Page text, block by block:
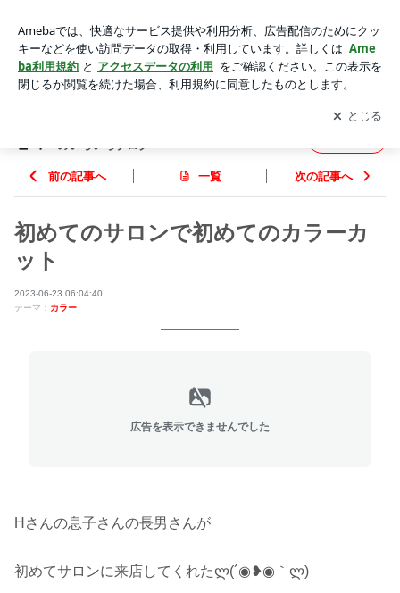
NUS hair（ピエヌヘア）のいろいろブログ
アプリをダウンロードして ブログの更新通知
を受け取りまし
ょう。
開く
のいろいろブログ
前の記事へ 一覧 次の記事へ
初めてのサロンで初めてのカラーカ
ット
2023-06-23 06:04:40
テーマ： カラー
広告を表示できませんでした
Hさんの息子さんの長男さんが
初めてサロンに来店してくれたლ(´◉❥◉｀ლ)